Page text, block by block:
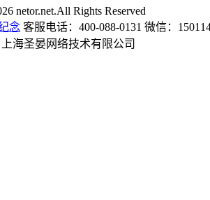
netor.net.All Rights Reserved
念 客服电话：400-088-0131 微信：
上海圣晏网络技术有限公司